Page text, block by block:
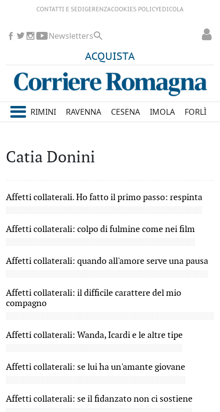
CONTATTI E SEDIGERENZACOOKIES POLICYEDICOLA
ACQUISTA
Newsletters
RIMINI RAVENNA CESENA IMOLA FORLÌ
Catia Donini
Affetti collaterali. Ho fatto il primo passo: respinta
Affetti collaterali: colpo di fulmine come nei film
Affetti collaterali: quando all'amore serve una pausa
Affetti collaterali: il difficile carattere del mio
compagno
Affetti collaterali: Wanda, Icardi e le altre tipe
Affetti collaterali: se lui ha un'amante giovane
Affetti collaterali: se il fidanzato non ci sostiene